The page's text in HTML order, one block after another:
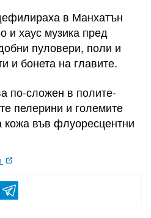
в Манхатън
и хаус музика пред
пуловери, поли и
и бонета на главите.
по-сложен в полите-
пелерини и големите
кожа във флуоресцентни